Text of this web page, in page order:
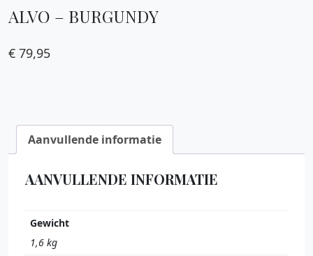
ALVO – BURGUNDY
€ 79,95
Aanvullende informatie
AANVULLENDE INFORMATIE
Gewicht
1,6 kg